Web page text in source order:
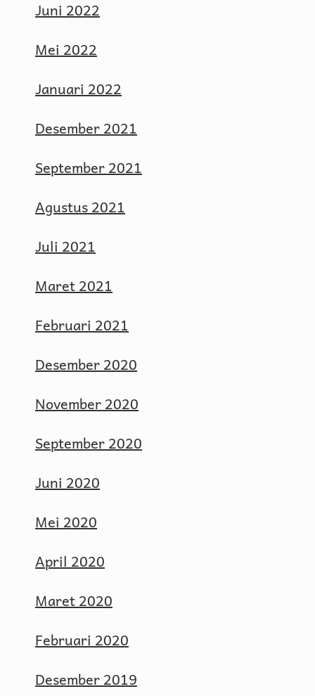
Juni 2022
Mei 2022
Januari 2022
Desember 2021
September 2021
Agustus 2021
Juli 2021
Maret 2021
Februari 2021
Desember 2020
November 2020
September 2020
Juni 2020
Mei 2020
April 2020
Maret 2020
Februari 2020
Desember 2019